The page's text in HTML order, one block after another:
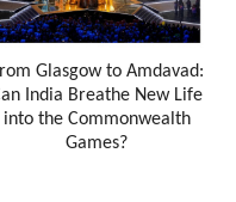
Glasgow to Amdavad:
India Breathe New Life
into the Commonwealth
Games?